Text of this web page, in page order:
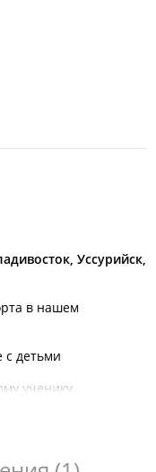
Уссурийск,
в нашем
с детьми
ученику,
в течении